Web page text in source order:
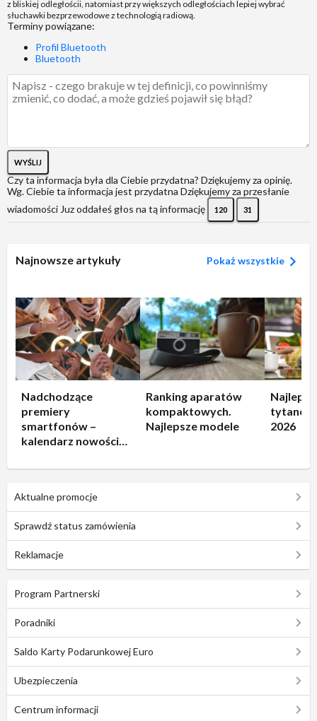
z bliskiej odległościi, natomiast przy większych odległościach lepiej wybrać
słuchawki bezprzewodowe z technologią radiową.
Terminy powiązane:
Profil Bluetooth
Bluetooth
WYŚLIJ
Czy ta informacja była dla Ciebie przydatna? Dziękujemy za opinię.
Wg. Ciebie ta informacja jest przydatna Dziękujemy za przesłanie
wiadomości Juz oddałeś głos na tą informację 120 31
Najnowsze artykuły Pokaż wszystkie
Nadchodzące
premiery
smartfonów –
kalendarz nowości
Ranking aparatów
kompaktowych.
Najlepsze modele
2026
Aktualne promocje
Sprawdź status zamówienia
Reklamacje
Program Partnerski
Poradniki
Saldo Karty Podarunkowej Euro
Ubezpieczenia
Centrum informacji